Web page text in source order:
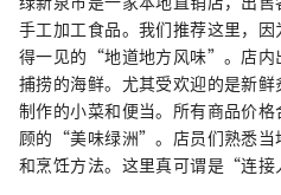
手工加工食品。我们推荐这里，
得一见的“地道地方风味”。店内
捕捞的海鲜。尤其受欢迎的是新
制作的小菜和便当。所有商品价
顾的“美味绿洲”。店员们熟悉当
和烹饪方法。这里真可谓是“连接